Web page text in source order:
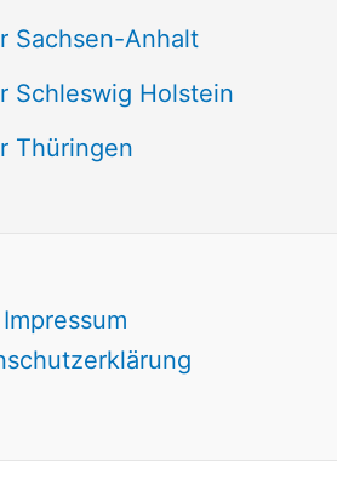
Sachsen-Anhalt
Schleswig Holstein
Thüringen
Impressum